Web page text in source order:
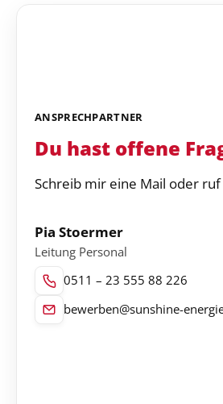
ANSPRECHPARTNER
Du hast offene
Schreib mir eine Mail oder
Pia Stoermer
Leitung Personal
0511 – 23 555 88 226
bewerben@sunshine-